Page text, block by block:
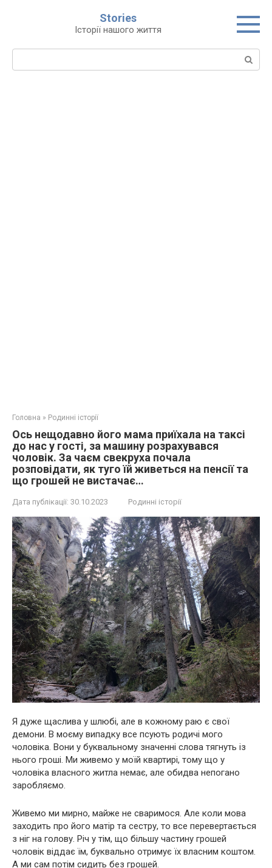
Stories
Історії нашого життя
Пошук:
Головна » Родинні історії
Ось нещодавно його мама приїхала на таксі
до нас у гості, за машину розрахувався
чоловік. За чаєм свекруха почала
розповідати, як туго їй живеться на пенсії та
що грошей не вистачає…
Дата публікації: 30.10.2023 Родинні історії
Я дуже щаслива у шлюбі, але в кожному раю є свої
демони. В моєму випадку все псують родичі мого
чоловіка. Вони у буквальному значенні слова тягнуть із
нього гроші. Ми живемо у моїй квартирі, тому що у
чоловіка власного житла немає, але обидва непогано
заробляємо.
Живемо ми мирно, майже не сваримося. Але коли мова
заходить про його матір та сестру, то все перевертається
з ніг на голову. Річ у тім, що більшу частину грошей
чоловік віддає їм, буквально отримує їх власним коштом.
А ми сам потім сидить без грошей.